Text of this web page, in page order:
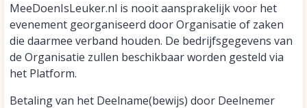
MeeDoenIsLeuker.nl is nooit aansprakelijk voor het
evenement georganiseerd door Organisatie of zaken
die daarmee verband houden. De bedrijfsgegevens van
de Organisatie zullen beschikbaar worden gesteld via
het Platform.
Betaling van het Deelname(bewijs) door Deelnemer